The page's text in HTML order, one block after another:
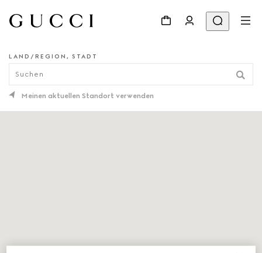
STORE LOCATOR
LAND/REGION, STADT
Meinen aktuellen Standort verwenden